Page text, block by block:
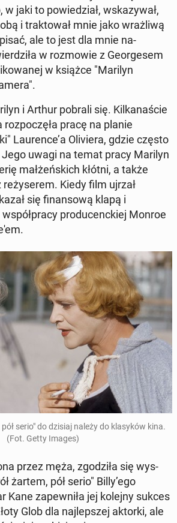
w jaki to powiedzi­ał, wskazy­wał,
i trak­tował mnie jako wrażli­wą
ale to jest dla mnie na­
w roz­mowie z George­sem
w książce "Marilyn
i Arthur pobrali się. Kilka­naś­cie
pracę na planie
Lau­rence’a Oliviera, gdzie często
uwagi na temat pracy Marilyn
małżeńs­kich kłótni, a także
Kiedy film ujrzał
się fi­nan­sową klapą i
pro­du­cenck­iej Monroe
serio" do dzisiaj należy do klasyków kina.
(Fot. Getty Images)
przez męża, zgodz­iła się wys­
żartem, pół serio" Billy’ego
Kane za­pewniła jej kolejny sukces
Glob dla na­jlep­szej aktorki, ale